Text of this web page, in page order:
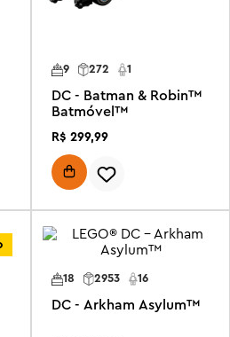
9 272 1
DC - Batman & Robin™
Batmóvel™
R$ 299,99
16
2953
18
DC - Arkham Asylum™